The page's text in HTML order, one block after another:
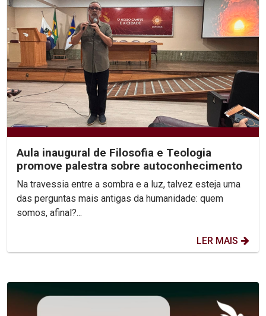
Aula inaugural de Filosofia e Teologia
promove palestra sobre autoconhecimento
Na travessia entre a sombra e a luz, talvez esteja uma
das perguntas mais antigas da humanidade: quem
somos, afinal?...
LER MAIS